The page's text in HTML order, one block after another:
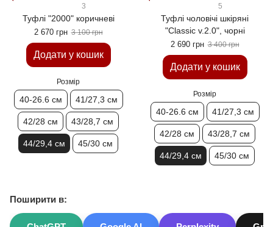
3
Туфлi "2000" коричневі
2 670 грн 3 100 грн
Додати у кошик
Розмір
40-26.6 см 41/27,3 см
42/28 см 43/28,7 см
44/29,4 см 45/30 см
5
Туфлі чоловічі шкіряні
"Classic v.2.0", чорні
2 690 грн 3 400 грн
Додати у кошик
Розмір
40-26.6 см 41/27,3 см
42/28 см 43/28,7 см
44/29,4 см 45/30 см
Поширити в: